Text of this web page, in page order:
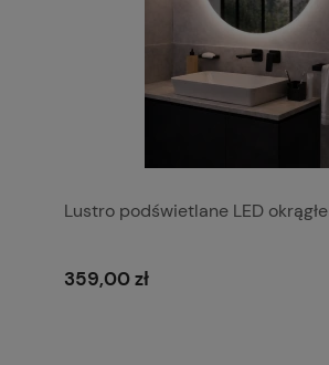
Lustro podświetlane LED okrągłe
359,00 zł